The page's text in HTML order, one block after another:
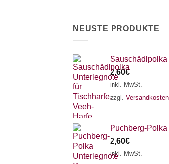
NEUSTE PRODUKTE
Sauschädlpolka
2,60€
inkl. MwSt.
zzgl. Versandkosten
Puchberg-Polka
2,60€
inkl. MwSt.